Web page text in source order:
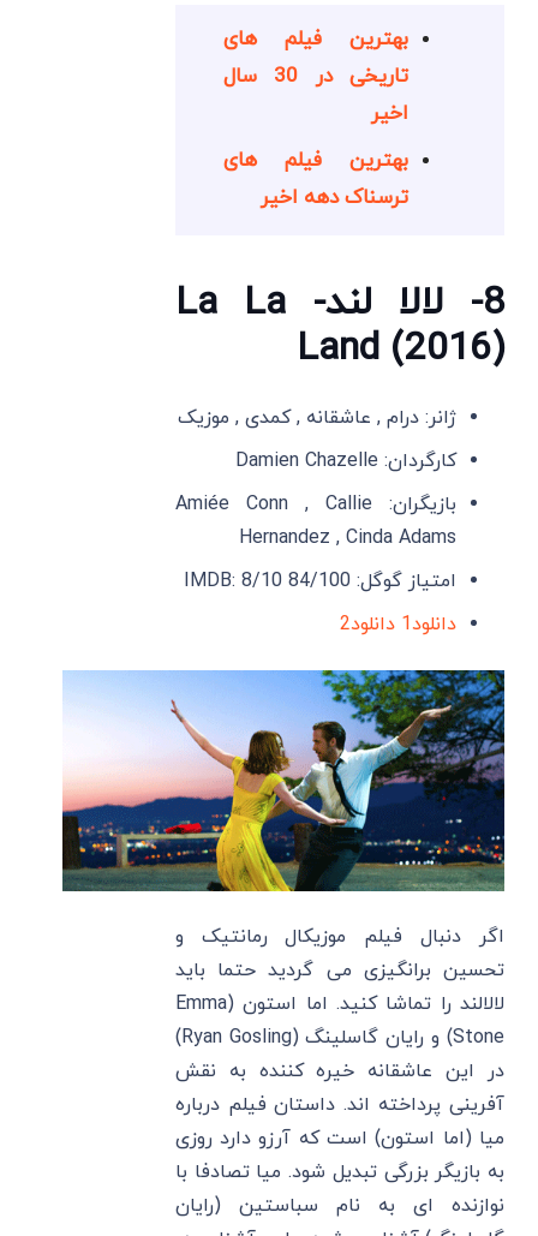
بهترین فیلم های
تاریخی در 30 سال
اخیر
بهترین فیلم های
ترسناک دهه اخیر
8- لالا لند- La La
Land (2016)
ژانر: درام , عاشقانه , کمدی , موزیک
کارگردان: Damien Chazelle
بازیگران: Amiée Conn , Callie
Hernandez , Cinda Adams
امتیاز گوگل: 84/100 IMDB: 8/10
دانلود1
دانلود2
اگر دنبال فیلم موزیکال رمانتیک و
تحسین برانگیزی می گردید حتما باید
لالالند را تماشا کنید. اما استون (Emma
Stone) و رایان گاسلینگ (Ryan Gosling)
در این عاشقانه خیره کننده به نقش
آفرینی پرداخته اند. داستان فیلم درباره
میا (اما استون) است که آرزو دارد روزی
به بازیگر بزرگی تبدیل شود. میا تصادفا با
نوازنده ای به نام سباستین (رایان